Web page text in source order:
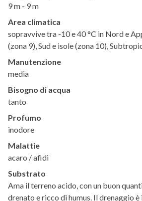
9 m - 9 m
Area climatica
sopravvive tra -10 e 40 °C in Nord e
(zona 9), Sud e isole (zona 10),
Manutenzione
media
Bisogno di acqua
tanto
Profumo
inodore
Malattie
acaro / afidi
Substrato
Ama il terreno acido, con un buon
drenato e ricco di humus. Il drenaggio